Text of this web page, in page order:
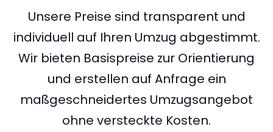
Unsere Preise sind transparent und
individuell auf Ihren Umzug abgestimmt.
Wir bieten Basispreise zur Orientierung
und erstellen auf Anfrage ein
maßgeschneidertes Umzugsangebot
ohne versteckte Kosten.